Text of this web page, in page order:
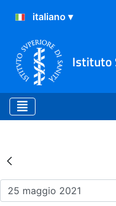
Istituto
Risultati